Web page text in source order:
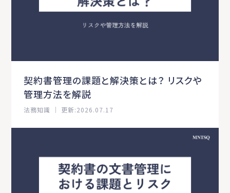
契約書管理の課題と解決策とは？ リスクや
管理方法を解説
法務知識 ｜ 更新:2026.07.17